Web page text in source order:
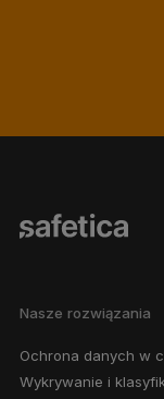
Nasze rozwiązania
Ochrona danych w
Wykrywanie i